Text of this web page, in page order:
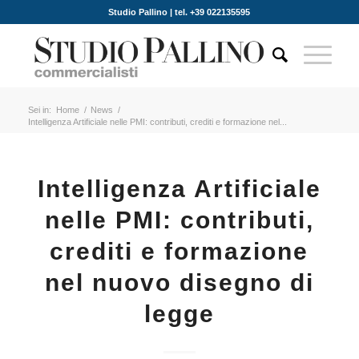
Studio Pallino | tel. +39 022135595
Sei in: Home / News /
Intelligenza Artificiale nelle PMI: contributi, crediti e formazione nel...
Intelligenza Artificiale
nelle PMI: contributi,
crediti e formazione
nel nuovo disegno di
legge